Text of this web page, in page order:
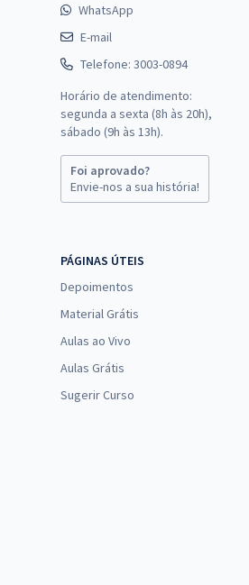
WhatsApp
E-mail
Telefone: 3003-0894
Horário de atendimento:
segunda a sexta (8h às 20h),
sábado (9h às 13h).
Foi aprovado?
Envie-nos a sua história!
PÁGINAS ÚTEIS
Depoimentos
Material Grátis
Aulas ao Vivo
Aulas Grátis
Sugerir Curso